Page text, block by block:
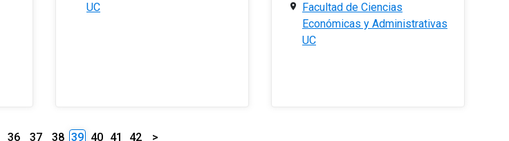
UC
Facultad de Ciencias
Económicas y Administrativas
UC
36 37 38 39 40 41 42 >